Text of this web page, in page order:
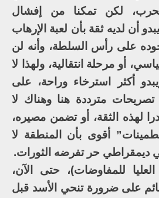
لكن تمكنا من إفشال
أن لديه ثقة بأن لعبة الإرهاب
على رأس السلطة، وأنه لن
أو مرحلة انتقالية، ولهذا لا
أكثر استرخاء وراحة، على
مترددة هنا وهناك لا
لهذه الثقة، أو تضمن مصيره،
أقوى بأن المنطقة لا
ديمقراطي حر تفرضه الثورات.
للمفاوضات)، حتى الآن،
على ضرورة تنحي الأسد قبل